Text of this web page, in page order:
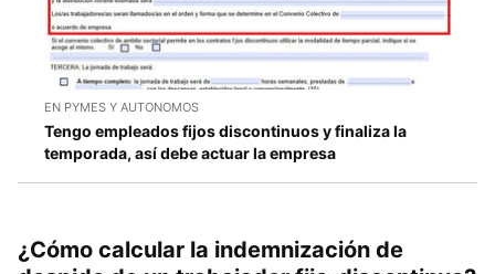
EN PYMES Y AUTONOMOS
Tengo empleados fijos discontinuos y finaliza la
temporada, así debe actuar la empresa
¿Cómo calcular la indemnización de